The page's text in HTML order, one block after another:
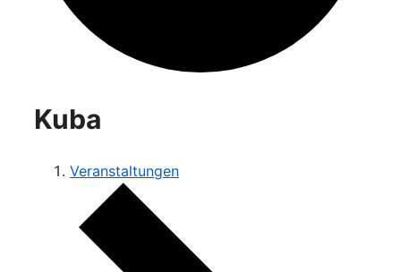
Kuba
Veranstaltungen